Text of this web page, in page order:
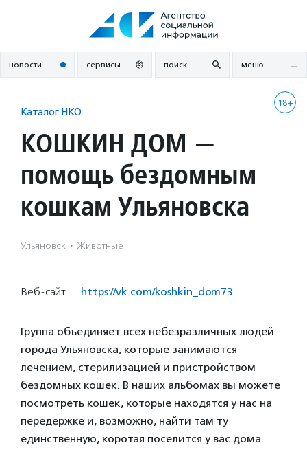
новости сервисы поиск меню
18+
Каталог НКО
КОШКИН ДОМ —
помощь бездомным
кошкам Ульяновска
Ульяновск · Животные
Веб-сайт https://vk.com/koshkin_dom73
Группа объединяет всех небезразличных людей
города Ульяновска, которые занимаются
лечением, стерилизацией и пристройством
бездомных кошек. В наших альбомах вы можете
посмотреть кошек, которые находятся у нас на
передержке и, возможно, найти там ту
единственную, коротая поселится у вас дома.